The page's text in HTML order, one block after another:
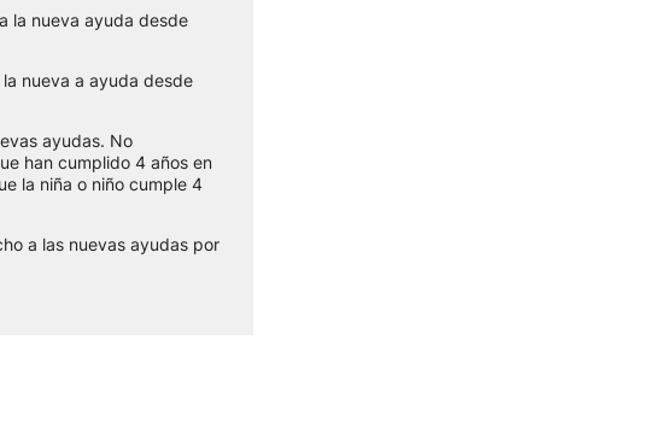
la nueva ayuda desde
nueva a ayuda desde
ayudas. No
han cumplido 4 años en
la niña o niño cumple 4
a las nuevas ayudas por